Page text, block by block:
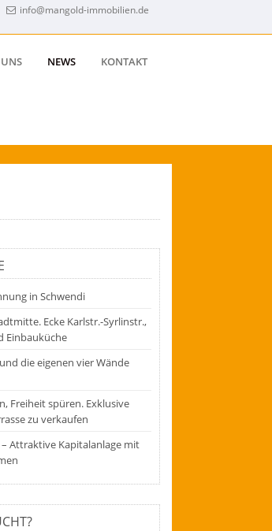
info@mangold-immobilien.de
NEWS KONTAKT
in Schwendi
Ecke Karlstr.-Syrlinstr.,
Einbauküche
die eigenen vier Wände
Freiheit spüren. Exklusive
zu verkaufen
Attraktive Kapitalanlage mit